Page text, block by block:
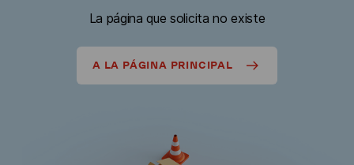
La página que solicita no existe
A LA PÁGINA PRINCIPAL